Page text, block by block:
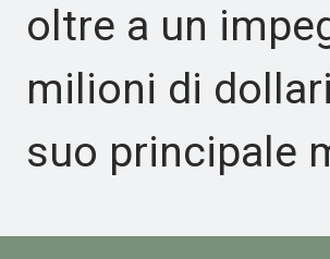
oltre a un
milioni di
suo principale